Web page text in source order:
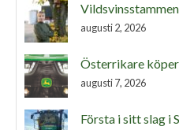
augusti 2, 2026
Österrikare
augusti 7, 2026
Första i sitt slag i